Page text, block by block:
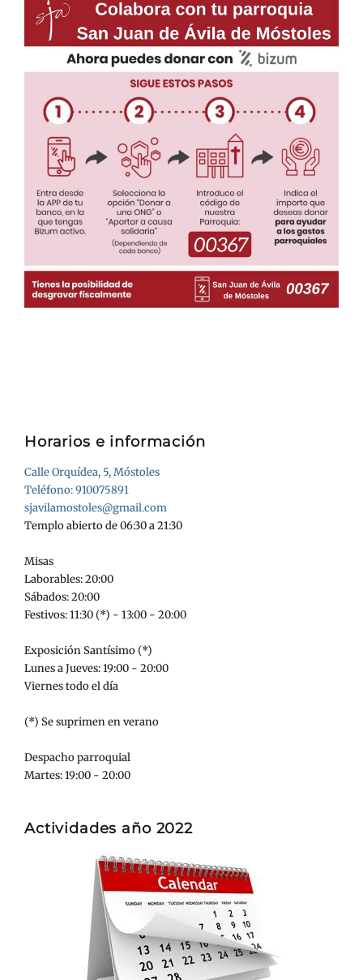
Horarios e información
Calle Orquídea, 5, Móstoles
Teléfono: 910075891
sjavilamostoles@gmail.com
Templo abierto de 06:30 a 21:30
Misas
Laborables: 20:00
Sábados: 20:00
Festivos: 11:30 (*) - 13:00 - 20:00
Exposición Santísimo (*)
Lunes a Jueves: 19:00 - 20:00
Viernes todo el día
(*) Se suprimen en verano
Despacho parroquial
Martes: 19:00 - 20:00
Actividades año 2022